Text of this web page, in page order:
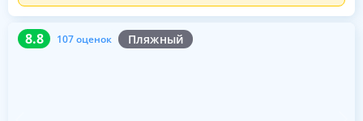
8.8 107 оценок Пляжный
8.8 107 оценок